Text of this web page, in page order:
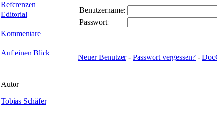
Referenzen
Editorial
Kommentare
Auf einen Blick
Autor
Tobias Schäfer
Benutzername:
Passwort:
Neuer Benutzer- Passwort vergessen? -